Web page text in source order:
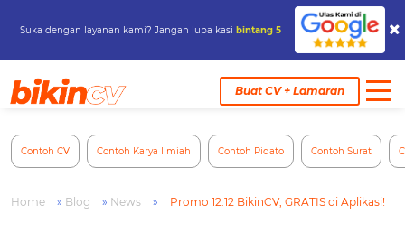
Suka dengan layanan kami? Jangan lupa kasi bintang 5
Buat CV + Lamaran
content
Contoh CV Contoh Karya Ilmiah Contoh Pidato Contoh Surat
Home » Blog » News » Promo 12.12 BikinCV, GRATIS di Aplikasi!